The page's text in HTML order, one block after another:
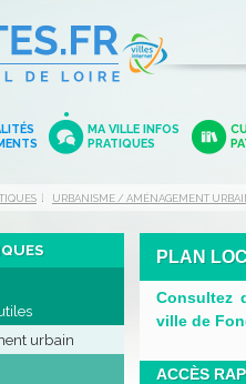
MA VILLE INFOS
PRATIQUES
URBANISME / AMÉNAGEMENT
urbain
PLAN
Consultez
ville de
ACCÈS